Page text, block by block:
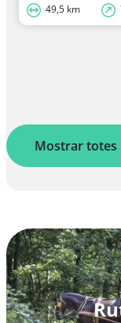
49,5 km
Mostrar totes